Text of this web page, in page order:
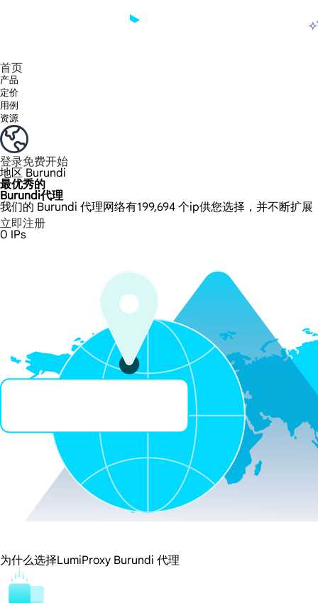
首页
产品
定价
用例
资源
登录免费开始
地区 Burundi
最优秀的
Burundi代理
我们的 Burundi 代理网络有199,694 个ip供您选择，并不断扩
立即注册
0 IPs
为什么选择LumiProxy Burundi 代理